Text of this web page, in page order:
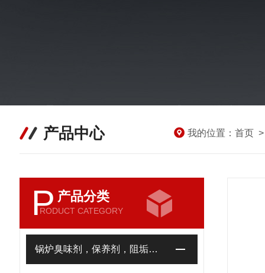
产品中心 我的位置： 首页
P 产品分类
RODUCT CATEGORY
锅炉臭味剂，保养剂，阻垢剂，缓蚀剂，水质稳定剂，防垢剂、清洗剂、除氧剂、放丢水剂、灭藻剂